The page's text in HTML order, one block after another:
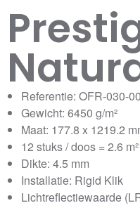
Referentie: OFR-030-
Gewicht: 6450 g/m²
Maat: 177.8 x 1219.2
12 stuks / doos = 2.6 m²
Dikte: 4.5 mm
Installatie: Rigid Klik
Lichtreflectiewaarde